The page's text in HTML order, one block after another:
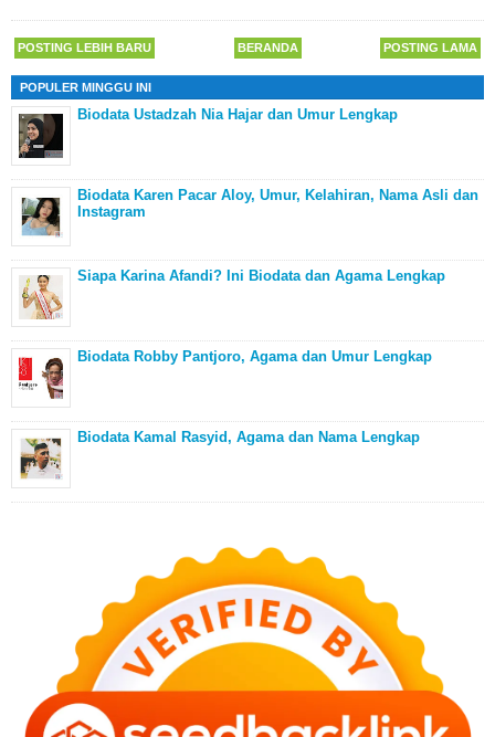
POSTING LEBIH BARU POSTING LAMA
BERANDA
POPULER MINGGU INI
Biodata Ustadzah Nia Hajar dan Umur Lengkap
Biodata Karen Pacar Aloy, Umur, Kelahiran, Nama Asli dan
Instagram
Siapa Karina Afandi? Ini Biodata dan Agama Lengkap
Biodata Robby Pantjoro, Agama dan Umur Lengkap
Biodata Kamal Rasyid, Agama dan Nama Lengkap